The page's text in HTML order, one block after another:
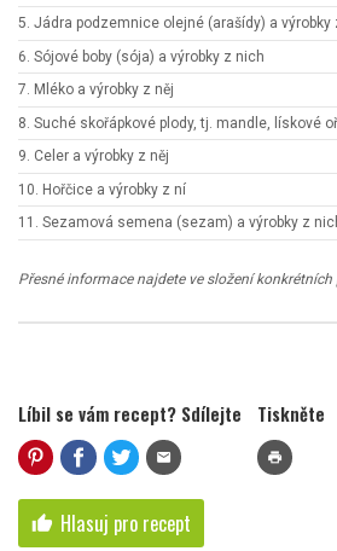
5. Jádra podzemnice olejné (arašídy) a výrobky
6. Sójové boby (sója) a výrobky z nich
7. Mléko a výrobky z něj
8. Suché skořápkové plody, tj. mandle, lískové
9. Celer a výrobky z něj
10. Hořčice a výrobky z ní
11. Sezamová semena (sezam) a výrobky z
Přesné informace najdete ve složení
Líbil se vám recept? Sdílejte
mail
Tiskněte
print
thumb_up Hlasuj pro recept